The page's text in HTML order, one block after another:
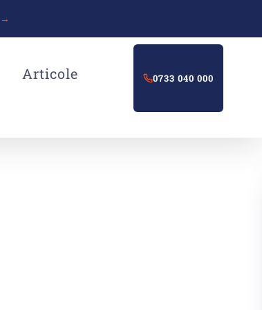
Articole 0733 040 000